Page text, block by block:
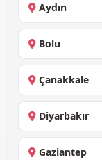
Aydın
Bolu
Çanakkale
Diyarbakır
Gaziantep